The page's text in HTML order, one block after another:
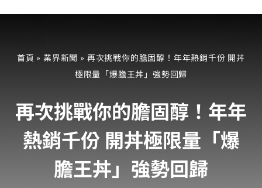
首頁 » 業界新聞 » 再次挑戰你的膽固醇！年年熱銷千份 開丼
極限量「爆膽王丼」強勢回歸
再次挑戰你的膽固醇！年年
熱銷千份 開丼極限量「爆
膽王丼」強勢回歸